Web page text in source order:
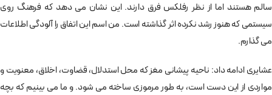
سالم هستند اما از نظر رفلکس فرق دارند. این نشان می دهد که فرهنگ روی
سیستمی که هنوز رشد نکرده اثر گذاشته است. من اسم این اتفاق را آلودگی اطلاعات
می گذارم.
عشایری ادامه داد: ناحیه پیشانی مغز که محل استدلال، قضاوت، اخلاق، معنویت و
مواردی از این دست است، به طور مرموزی ساخته می شود. و ما می بینیم که بچه